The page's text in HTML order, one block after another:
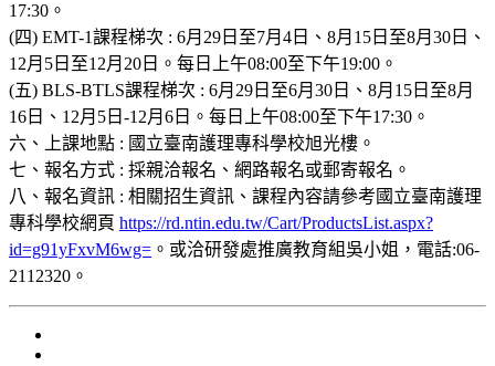
17:30。
(四) EMT-1課程梯次 : 6月29日至7月4日、8月15日至8月30日、
12月5日至12月20日。每日上午08:00至下午19:00。
(五) BLS-BTLS課程梯次 : 6月29日至6月30日、8月15日至8月
16日、12月5日-12月6日。每日上午08:00至下午17:30。
六、上課地點 : 國立臺南護理專科學校旭光樓。
七、報名方式 : 採親洽報名、網路報名或郵寄報名。
八、報名資訊 : 相關招生資訊、課程內容請參考國立臺南護理
專科學校網頁 https://rd.ntin.edu.tw/Cart/ProductsList.aspx?
id=g91yFxvM6wg= 。或洽研發處推廣教育組吳小姐，電話:06-
2112320。